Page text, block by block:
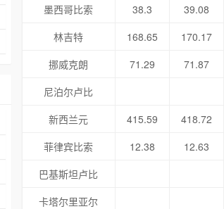
墨西哥比索
38.3 39.08
林吉特
168.65 170.17
挪威克朗
71.29 71.87
尼泊尔卢比
新西兰元
415.59 418.72
菲律宾比索
12.38 12.63
巴基斯坦卢比
卡塔尔里亚尔